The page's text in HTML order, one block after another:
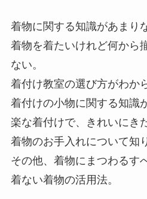
着物に関する知識があまり
着物を着たいけれど何から
ない。
着付け教室の選び方がわか
着付けの小物に関する知識
楽な着付けで、きれいにき
着物のお手入れについて知
その他、着物にまつわるす
着ない着物の活用法。